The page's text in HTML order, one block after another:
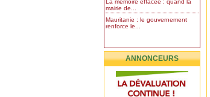
La mémoire effacée : quand la
mairie de...
Mauritanie : le gouvernement
renforce le...
ANNONCEURS